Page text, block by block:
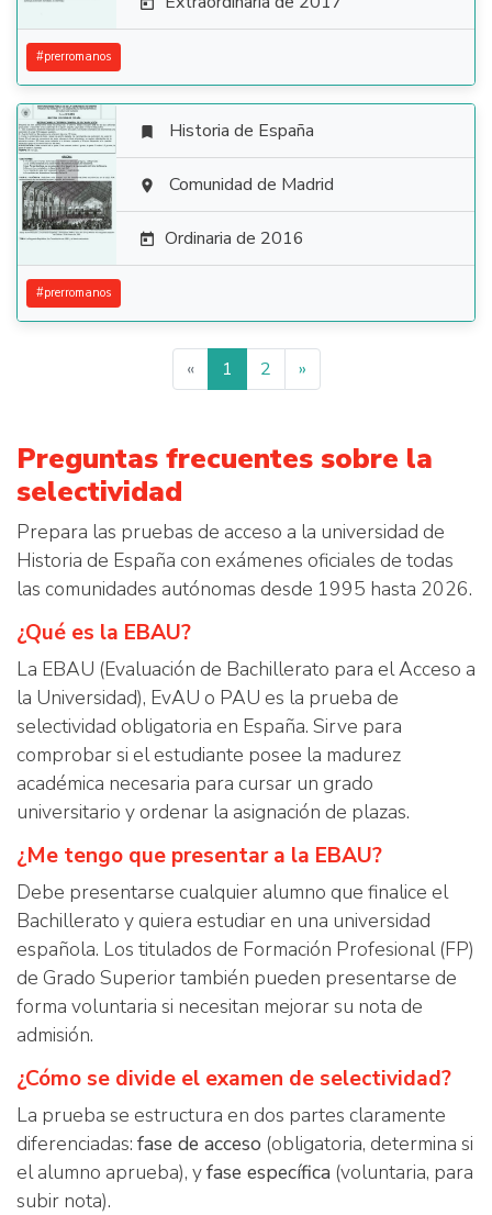
#prerromanos

 Historia de España
 Comunidad de Madrid
 Ordinaria de 2016
#prerromanos
« 1 2 »
Preguntas frecuentes sobre la
selectividad
Prepara las pruebas de acceso a la universidad de
Historia de España con exámenes oficiales de todas
las comunidades autónomas desde 1995 hasta 2026.
¿Qué es la EBAU?
La EBAU (Evaluación de Bachillerato para el Acceso a
la Universidad), EvAU o PAU es la prueba de
selectividad obligatoria en España. Sirve para
comprobar si el estudiante posee la madurez
académica necesaria para cursar un grado
universitario y ordenar la asignación de plazas.
¿Me tengo que presentar a la EBAU?
Debe presentarse cualquier alumno que finalice el
Bachillerato y quiera estudiar en una universidad
española. Los titulados de Formación Profesional (FP)
de Grado Superior también pueden presentarse de
forma voluntaria si necesitan mejorar su nota de
admisión.
¿Cómo se divide el examen de selectividad?
La prueba se estructura en dos partes claramente
diferenciadas: fase de acceso (obligatoria, determina si
el alumno aprueba), yfase específica (voluntaria, para
subir nota).